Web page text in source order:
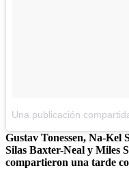
Gustav Tonessen, Na-
Silas Baxter-Neal y Miles
compartieron una tarde